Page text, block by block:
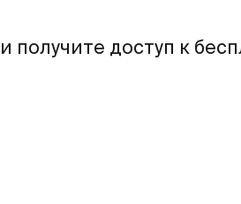
получите доступ к